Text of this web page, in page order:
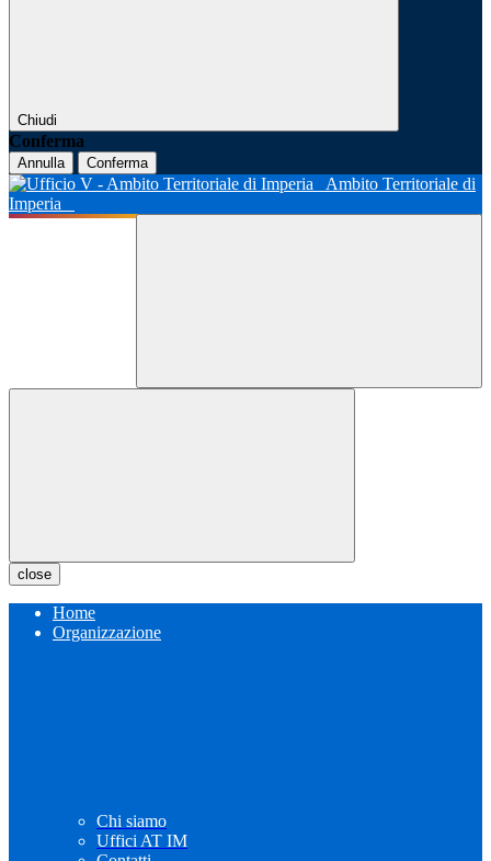
Chiudi
Conferma
Annulla Conferma
Ambito Territoriale di
Imperia
close
Home
Organizzazione
Chi siamo
Uffici AT IM